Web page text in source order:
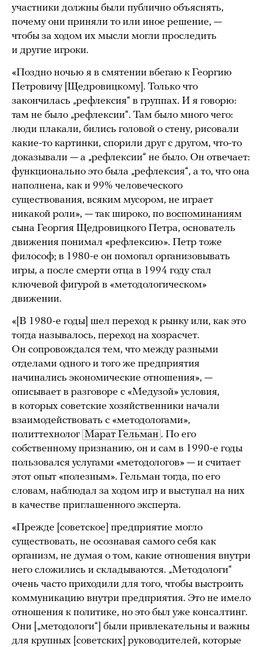
участники должны были публично объяснять,
почему они приняли то или иное решение, —
чтобы за ходом их мысли могли проследить
и другие игроки.
«Поздно ночью я в смятении вбегаю к Георгию
Петровичу [Щедровицкому]. Только что
закончилась „рефлексия“ в группах. И я говорю:
там не было „рефлексии“. Там было много чего:
люди плакали, бились головой о стену, рисовали
какие-то картинки, спорили друг с другом, что-то
доказывали — а „рефлексии“ не было. Он отвечает:
функционально это была „рефлексия“, а то, что она
наполнена, как и 99% человеческого
существования, всяким мусором, не играет
никакой роли», — так широко, по воспоминаниям
сына Георгия Щедровицкого Петра, основатель
движения понимал «рефлексию». Петр тоже
философ; в 1980-е он помогал организовывать
игры, а после смерти отца в 1994 году стал
ключевой фигурой в «методологическом»
движении.
«[В 1980-е годы] шел переход к рынку или, как это
тогда называлось, переход на хозрасчет.
Он сопровождался тем, что между разными
отделами одного и того же предприятия
начинались экономические отношения», —
описывает в разговоре с «Медузой» условия,
в которых советские хозяйственники начали
взаимодействовать с «методологами»,
политтехнолог Марат Гельман . По его
собственному признанию, он и сам в 1990-е годы
пользовался услугами «методологов» — и считает
этот опыт «полезным». Гельман тогда, по его
словам, наблюдал за ходом игр и выступал на них
в качестве приглашенного эксперта.
«Прежде [советское] предприятие могло
существовать, не осознавая самого себя как
организм, не думая о том, какие отношения внутри
него сложились и складываются. „Методологи“
очень часто приходили для того, чтобы выстроить
коммуникацию внутри предприятия. Это не имело
отношения к политике, но это был уже консалтинг.
Они [„методологи“] были привлекательны и важны
для крупных [советских] руководителей, которые